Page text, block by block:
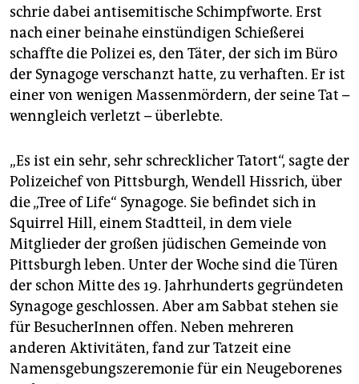
schrie dabei antisemitische Schimpfworte. Erst
nach einer beinahe einstündigen Schießerei
schaffte die Polizei es, den Täter, der sich im Büro
der Synagoge verschanzt hatte, zu verhaften. Er ist
einer von wenigen Massenmördern, der seine Tat –
wenngleich verletzt – überlebte.
„Es ist ein sehr, sehr schrecklicher Tatort“, sagte der
Polizeichef von Pittsburgh, Wendell Hissrich, über
die „Tree of Life“ Synagoge. Sie befindet sich in
Squirrel Hill, einem Stadtteil, in dem viele
Mitglieder der großen jüdischen Gemeinde von
Pittsburgh leben. Unter der Woche sind die Türen
der schon Mitte des 19. Jahrhunderts gegründeten
Synagoge geschlossen. Aber am Sabbat stehen sie
für BesucherInnen offen. Neben mehreren
anderen Aktivitäten, fand zur Tatzeit eine
Namensgebungszeremonie für ein Neugeborenes